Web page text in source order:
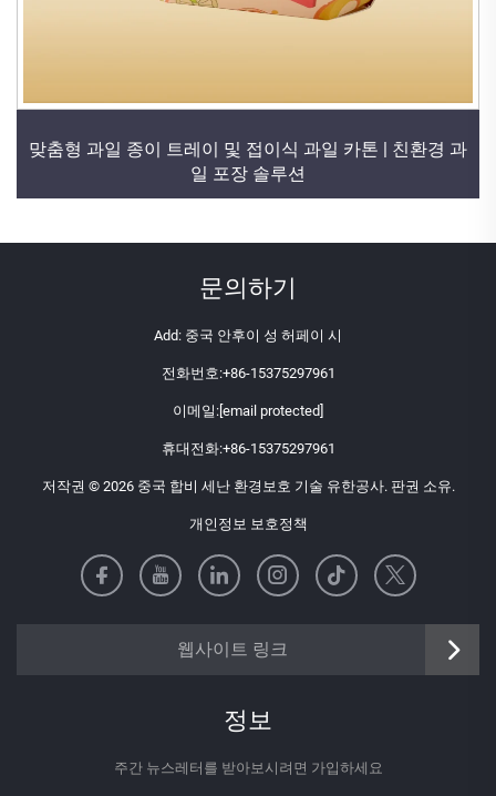
맞춤형 과일 종이 트레이 및 접이식 과일 카톤 | 친환경 과
일 포장 솔루션
문의하기
Add: 중국 안후이 성 허페이 시
전화번호:+86-15375297961
이메일:[email protected]
휴대전화:+86-15375297961
저작권 © 2026 중국 합비 세난 환경보호 기술 유한공사. 판권 소유.
개인정보 보호정책
웹사이트 링크
https://senangbz.en.alibaba.com
정보
주간 뉴스레터를 받아보시려면 가입하세요